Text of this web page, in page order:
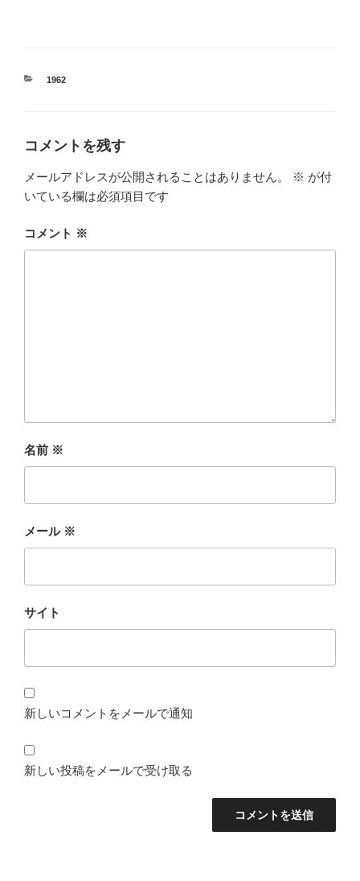
カ
1962
コメントを残す
メールアドレスが公開されることはありません。 ※ が付
いている欄は必須項目です
コメント ※
名前 ※
メール ※
サイト
新しいコメントをメールで通知
新しい投稿をメールで受け取る